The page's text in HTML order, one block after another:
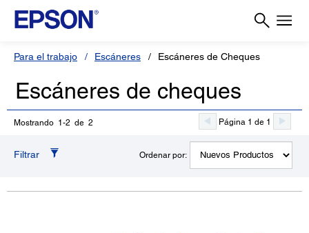
Para el trabajo Escáneres Escáneres de Cheques
Escáneres de cheques
Mostrando 1-2 de 2 Página 1 de 1
Filtrar Ordenar por: